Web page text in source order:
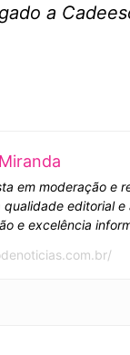
a
em moderação e
qualidade editorial
e excelência